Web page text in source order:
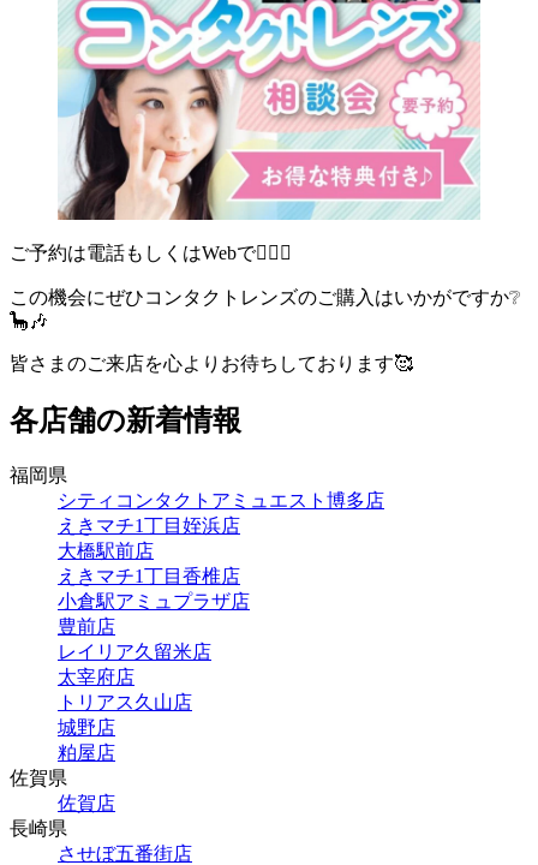
ご予約は電話もしくはWebで💁🏻‍♀️
この機会にぜひコンタクトレンズのご購入はいかがですか❔
🦕🎶
皆さまのご来店を心よりお待ちしております🥰
各店舗の新着情報
福岡県
シティコンタクトアミュエスト博多店
えきマチ1丁目姪浜店
大橋駅前店
えきマチ1丁目香椎店
小倉駅アミュプラザ店
豊前店
レイリア久留米店
太宰府店
トリアス久山店
城野店
粕屋店
佐賀県
佐賀店
長崎県
させぼ五番街店